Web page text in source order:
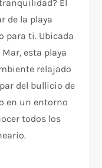
El
de la playa
para ti. Ubicada
esta playa
relajado
del bullicio de
en un entorno
todos los